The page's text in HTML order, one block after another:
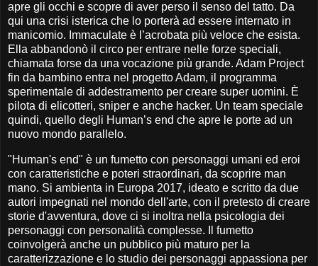
apre gli occhi e scopre di aver perso il senso del tatto. Da
qui una crisi isterica che lo porterà ad essere internato in
manicomio. Immaculate è l’acrobata più veloce che esista.
Ella abbandonò il circo per entrare nelle forze speciali,
chiamata forse da una vocazione più grande. Adam Project
fin da bambino entra nel progetto Adam, il programma
sperimentale di addestramento per creare super uomini. È
pilota di elicotteri, sniper e anche hacker. Un team speciale
quindi, quello degli Human’s end che apre le porte ad un
nuovo mondo parallelo.
"Human's end" è un fumetto con personaggi umani ed eroi
con caratteristiche e poteri straordinari, da scoprire man
mano. Si ambienta in Europa 2017, ideato e scritto da due
autori impegnati nel mondo dell'arte, con il pretesto di creare
storie d'avventura, dove ci si inoltra nella psicologia dei
personaggi con personalità complesse. Il fumetto
coinvolgerà anche un pubblico più maturo per la
caratterizzazione e lo studio dei personaggi appassiona per